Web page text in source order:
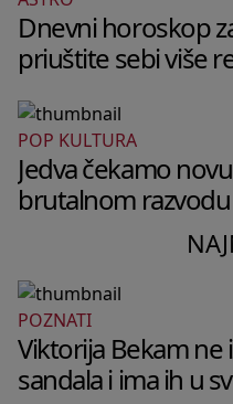
Dnevni horoskop
priuštite sebi više
POP KULTURA
Jedva čekamo
brutalnom
POZNATI
Viktorija Bekam ne
sandala i ima ih u